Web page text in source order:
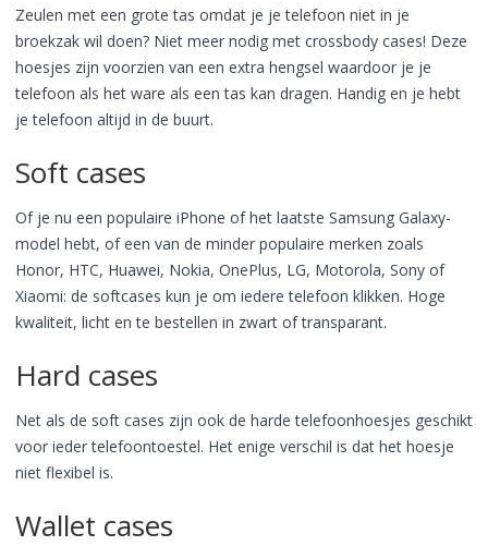
Zeulen met een grote tas omdat je je telefoon niet in je
broekzak wil doen? Niet meer nodig met crossbody cases! Deze
hoesjes zijn voorzien van een extra hengsel waardoor je je
telefoon als het ware als een tas kan dragen. Handig en je hebt
je telefoon altijd in de buurt.
Soft cases
Of je nu een populaire iPhone of het laatste Samsung Galaxy-
model hebt, of een van de minder populaire merken zoals
Honor, HTC, Huawei, Nokia, OnePlus, LG, Motorola, Sony of
Xiaomi: de softcases kun je om iedere telefoon klikken. Hoge
kwaliteit, licht en te bestellen in zwart of transparant.
Hard cases
Net als de soft cases zijn ook de harde telefoonhoesjes geschikt
voor ieder telefoontoestel. Het enige verschil is dat het hoesje
niet flexibel is.
Wallet cases